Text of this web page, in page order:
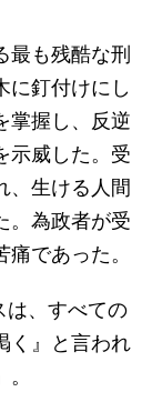
最も残酷な刑
に釘付けにし
掌握し、反逆
示威した。受
、生ける人間
。為政者が受
であった。
は、すべての
く』と言われ